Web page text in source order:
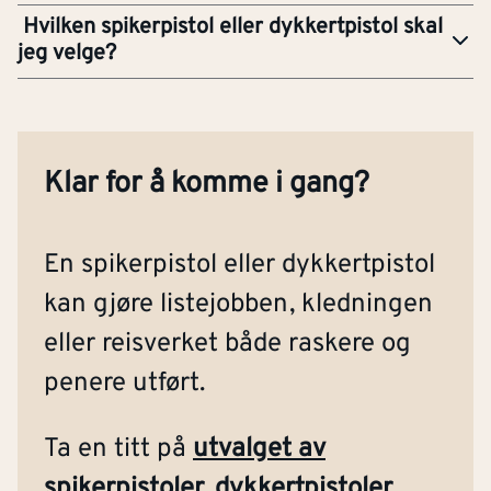
Hvilken spikerpistol eller dykkertpistol skal
jeg velge?
Klar for å komme i gang?
En spikerpistol eller dykkertpistol
kan gjøre listejobben, kledningen
eller reisverket både raskere og
penere utført.
Ta en titt på utvalget av